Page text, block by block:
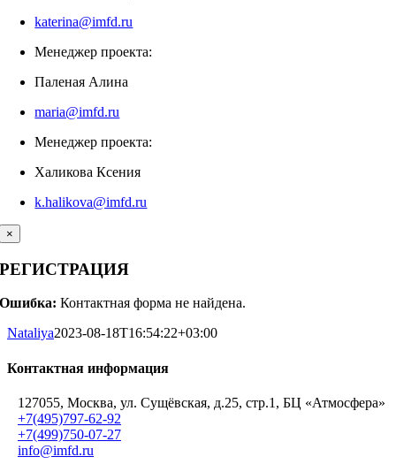
katerina@imfd.ru
Менеджер проекта:
Паленая Алина
maria@imfd.ru
Менеджер проекта:
Халикова Ксения
k.halikova@imfd.ru
×
РЕГИСТРАЦИЯ
Ошибка: Контактная форма не найдена.
Nataliya2023-08-18T16:54:22+03:00
Контактная информация
127055, Москва, ул. Сущёвская, д.25, стр.1, БЦ «Атмосфера»
+7(495)797-62-92
+7(499)750-07-27
info@imfd.ru